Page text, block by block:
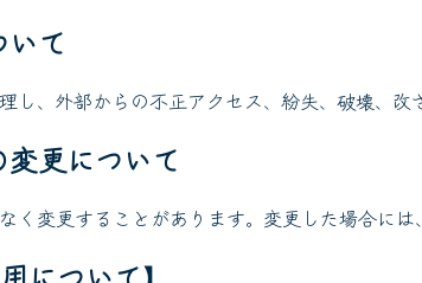
て
し、外部からの不正アクセス、紛失、破壊、
更について
く変更することがあります。変更した場合に